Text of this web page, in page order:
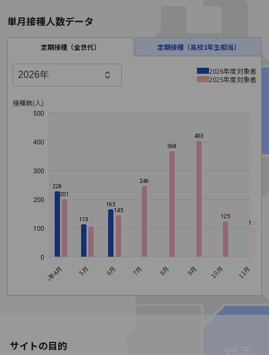
単月接種人数データ
定期接種（全世代） 定期接種（高校1年生相当）
2026年度対象者
2025年度対象者
接種数(人)
0
100
200
300
400
500
228
113
165
201
145
246
368
403
125
101
2026年4月 5月 6月 7月 8月 9月 10月 11月
サイトの目的